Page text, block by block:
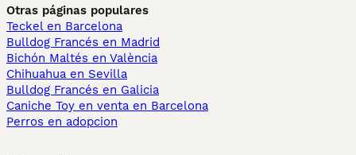
Otras páginas populares
Teckel en Barcelona
Bulldog Francés en Madrid
Bichón Maltés en València
Chihuahua en Sevilla
Bulldog Francés en Galicia
Caniche Toy en venta en Barcelona
Perros en adopcion